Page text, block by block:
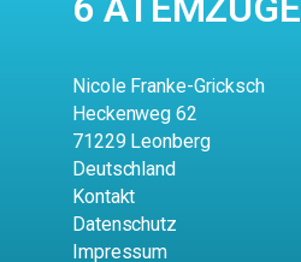
Nicole Franke-Gricksch
Heckenweg 62
71229 Leonberg
Deutschland
Kontakt
Datenschutz
Impressum